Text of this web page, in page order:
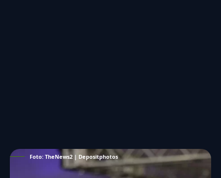
Foto: TheNews2 | Depositphotos